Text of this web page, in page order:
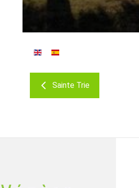
Sainte Trie